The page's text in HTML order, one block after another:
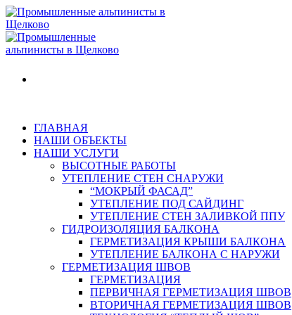
ГЛАВНАЯ
НАШИ ОБЪЕКТЫ
НАШИ УСЛУГИ
ВЫСОТНЫЕ РАБОТЫ
УТЕПЛЕНИЕ СТЕН СНАРУЖИ
“МОКРЫЙ ФАСАД”
УТЕПЛЕНИЕ ПОД САЙДИНГ
УТЕПЛЕНИЕ СТЕН ЗАЛИВКОЙ ППУ
ГИДРОИЗОЛЯЦИЯ БАЛКОНА
ГЕРМЕТИЗАЦИЯ КРЫШИ БАЛКОНА
УТЕПЛЕНИЕ БАЛКОНА С НАРУЖИ
ГЕРМЕТИЗАЦИЯ ШВОВ
ГЕРМЕТИЗАЦИЯ
ПЕРВИЧНАЯ ГЕРМЕТИЗАЦИЯ ШВОВ
ВТОРИЧНАЯ ГЕРМЕТИЗАЦИЯ ШВОВ